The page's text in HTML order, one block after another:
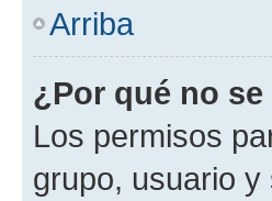
Arriba
¿Por qué no
Los permisos
grupo, usuario y